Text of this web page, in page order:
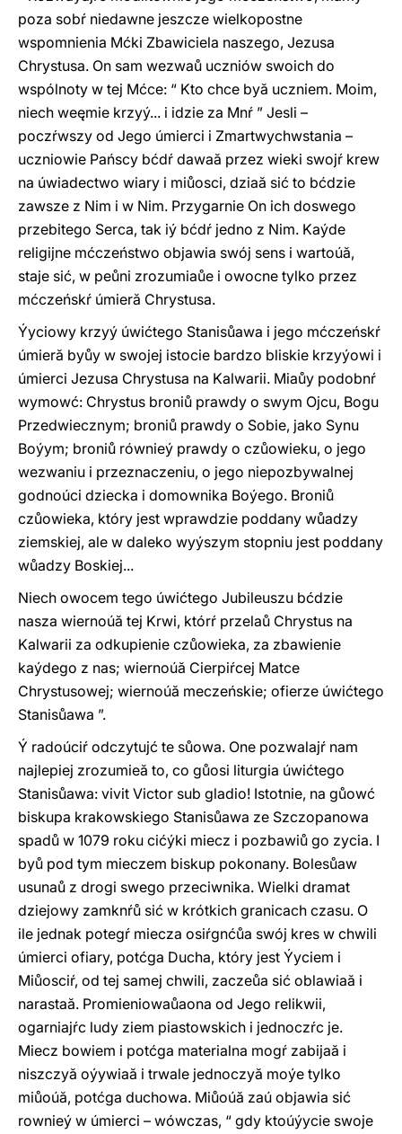
poza sobŕ niedawne jeszcze wielkopostne
wspomnienia Mćki Zbawiciela naszego, Jezusa
Chrystusa. On sam wezwaů uczniów swoich do
wspólnoty w tej Mćce: “ Kto chce byă uczniem. Moim,
niech weęmie krzyý... i idzie za Mnŕ ” Jesli –
poczŕwszy od Jego úmierci i Zmartwychwstania –
uczniowie Pańscy bćdŕ dawaă przez wieki swojŕ krew
na úwiadectwo wiary i miůosci, dziaă sić to bćdzie
zawsze z Nim i w Nim. Przygarnie On ich doswego
przebitego Serca, tak iý bćdŕ jedno z Nim. Kaýde
religijne mćczeństwo objawia swój sens i wartoúă,
staje sić, w peůni zrozumiaůe i owocne tylko przez
mćczeńskŕ úmieră Chrystusa.
Ýyciowy krzyý úwićtego Stanisůawa i jego mćczeńskŕ
úmieră byůy w swojej istocie bardzo bliskie krzyýowi i
úmierci Jezusa Chrystusa na Kalwarii. Miaůy podobnŕ
wymowć: Chrystus broniů prawdy o swym Ojcu, Bogu
Przedwiecznym; broniů prawdy o Sobie, jako Synu
Boýym; broniů równieý prawdy o czůowieku, o jego
wezwaniu i przeznaczeniu, o jego niepozbywalnej
godnoúci dziecka i domownika Boýego. Broniů
czůowieka, który jest wprawdzie poddany wůadzy
ziemskiej, ale w daleko wyýszym stopniu jest poddany
wůadzy Boskiej...
Niech owocem tego úwićtego Jubileuszu bćdzie
nasza wiernoúă tej Krwi, którŕ przelaů Chrystus na
Kalwarii za odkupienie czůowieka, za zbawienie
kaýdego z nas; wiernoúă Cierpiŕcej Matce
Chrystusowej; wiernoúă meczeńskie; ofierze úwićtego
Stanisůawa ”.
Ý radoúciŕ odczytujć te sůowa. One pozwalajŕ nam
najlepiej zrozumieă to, co gůosi liturgia úwićtego
Stanisůawa: vivit Victor sub gladio! Istotnie, na gůowć
biskupa krakowskiego Stanisůawa ze Szczopanowa
spadů w 1079 roku cićýki miecz i pozbawiů go zycia. I
byů pod tym mieczem biskup pokonany. Bolesůaw
usunaů z drogi swego przeciwnika. Wielki dramat
dziejowy zamknŕů sić w krótkich granicach czasu. O
ile jednak potegŕ miecza osiŕgnćůa swój kres w chwili
úmierci ofiary, potćga Ducha, który jest Ýyciem i
Miůosciŕ, od tej samej chwili, zaczeůa sić oblawiaă i
narastaă. Promieniowaůaona od Jego relikwii,
ogarniajŕc ludy ziem piastowskich i jednoczŕc je.
Miecz bowiem i potćga materialna mogŕ zabijaă i
niszczyă oýywiaă i trwale jednoczyă moýe tylko
miůoúă, potćga duchowa. Miůoúă zaú objawia sić
rownieý w úmierci – wówczas, “ gdy ktoúýycie swoje